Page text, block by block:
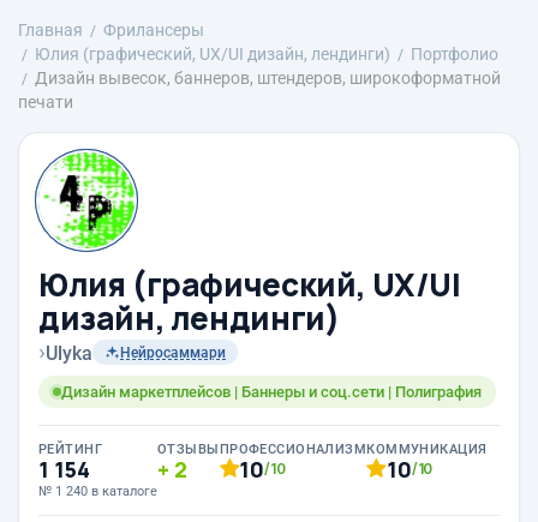
Главная
Фрилансеры
Юлия (графический, UX/UI дизайн, лендинги)
Портфолио
Дизайн вывесок, баннеров, штендеров, широкоформатной
печати
Юлия (графический, UX/UI
дизайн, лендинги)
›Ulyka Нейросаммари
Дизайн маркетплейсов | Баннеры и соц.сети | Полиграфия
РЕЙТИНГ
1 154
№ 1 240 в каталоге
ОТЗЫВЫ
2
ПРОФЕССИОНАЛИЗМ
10/10
КОММУНИКАЦИЯ
10/10